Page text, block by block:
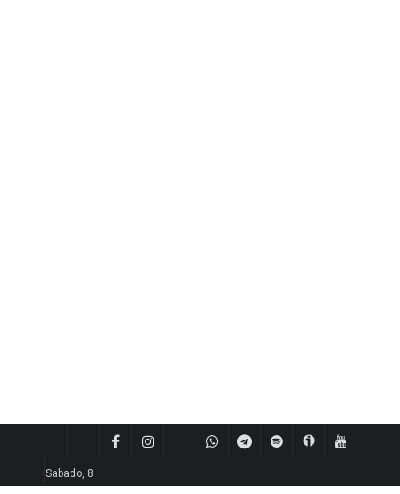
Sabado, 8